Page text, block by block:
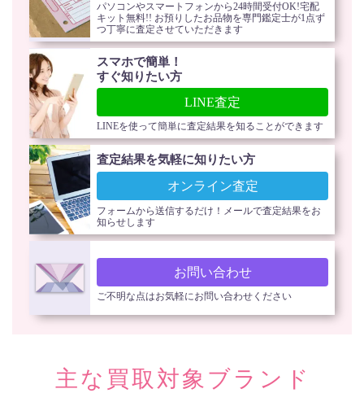
パソコンやスマートフォンから24時間受付OK!宅配
キット無料!! お預りしたお品物を専門鑑定士が1点ず
つ丁寧に査定させていただきます
スマホで簡単！
すぐ知りたい方
LINE査定
LINEを使って簡単に査定結果を知ることができます
査定結果を気軽に知りたい方
オンライン査定
フォームから送信するだけ！メールで査定結果をお
知らせします
お問い合わせ
ご不明な点はお気軽にお問い合わせください
主な買取対象ブランド